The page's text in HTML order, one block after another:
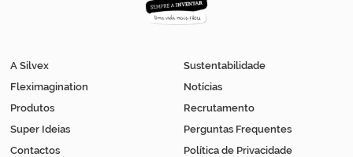
A Silvex
Fleximagination
Produtos
Super Ideias
Contactos
Sustentabilidade
Notícias
Recrutamento
Perguntas Frequentes
Política de Privacidade